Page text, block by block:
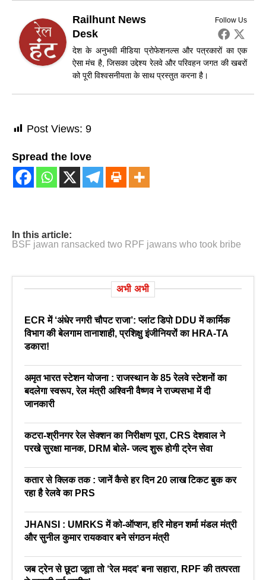
Follow Us
Railhunt News
Desk
देश के अनुभवी मीडिया प्रोफेशनल्स और पत्रकारों का एक
ऐसा मंच है, जिसका उद्देश्य रेलवे और परिवहन जगत की खबरों
को पूरी विश्वसनीयता के साथ प्रस्तुत करना है।
Post Views: 9
Spread the love
In this article:
BSF jawan ransacked two RPF jawans who took bribe
अभी अभी
ECR में ‘अंधेर नगरी चौपट राजा’: प्लांट डिपो DDU में कार्मिक
विभाग की बेलगाम तानाशाही, प्रशिक्षु इंजीनियरों का HRA-TA
डकारा!
अमृत भारत स्टेशन योजना : राजस्थान के 85 रेलवे स्टेशनों का
बदलेगा स्वरूप, रेल मंत्री अश्विनी वैष्णव ने राज्यसभा में दी
जानकारी
कटरा-श्रीनगर रेल सेक्शन का निरीक्षण पूरा, CRS देशवाल ने
परखे सुरक्षा मानक, DRM बोले- जल्द शुरू होगी ट्रेन सेवा
कतार से क्लिक तक : जानें कैसे हर दिन 20 लाख टिकट बुक कर
रहा है रेलवे का PRS
JHANSI : UMRKS में को-ऑप्शन, हरि मोहन शर्मा मंडल मंत्री
और सुनील कुमार रायकवार बने संगठन मंत्री
जब ट्रेन से छूटा जूता तो ‘रेल मदद’ बना सहारा, RPF की तत्परता